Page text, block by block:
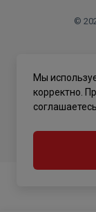
©
Мы
корректно.